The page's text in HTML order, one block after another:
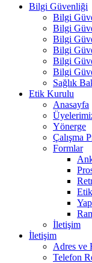
Bilgi Güvenliği
Bilgi
Bilgi
Bilgi
Bilgi
Bilgi
Bilgi
Sağlık
Etik Kurulu
Anasayfa
Yönerge
Çalışma
Formlar
İletişim
İletişim
Adres ve
Telefon